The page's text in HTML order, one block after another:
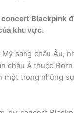
Blackpink
khu vực.
sang châu Âu,
châu Á thuộc
một trong những